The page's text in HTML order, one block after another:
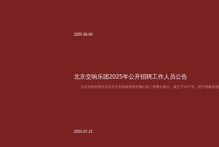
2025-08-04
北京交响乐团2025年公开招聘工作人员公告
北京交响乐团为北京市文化和旅游局所属公益二类事业单位，成立于1977年，是中国最具
2025-07-21